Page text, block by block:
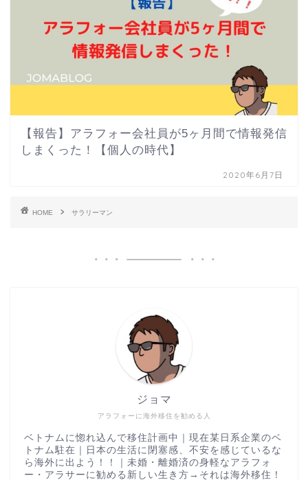
【報告】アラフォー会社員が5ヶ月間で情報発信
しまくった！【個人の時代】
2020年6月7日
HOME サラリーマン
アラフォーに海外移住を勧める人
ジョマ
ベトナムに惚れ込んで移住計画中｜現在某日系企業のベ
トナム駐在｜日本の生活に閉塞感、不安を感じているな
ら海外に出よう！！｜未婚・離婚済の身軽なアラフォ
ー・アラサーに勧める新しい生き方→それは海外移住！